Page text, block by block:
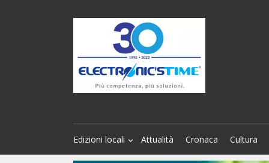
Edizioni locali Attualità Cronaca Cultura